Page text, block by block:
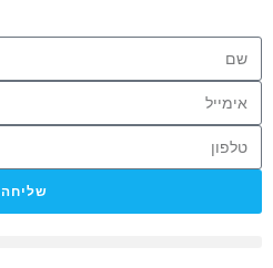
שליחה